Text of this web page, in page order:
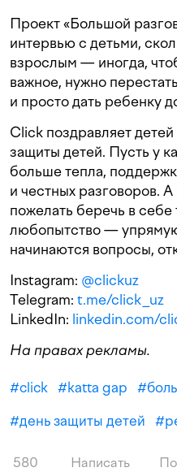
Проект «Большой
интервью с детьми,
взрослым — иногда,
важное, нужно
и просто дать ребенку
Click поздравляет
защиты детей. Пусть у
больше тепла,
и честных разговоров.
пожелать беречь в себе
любопытство —
начинаются вопросы,
Instagram: @clickuz
Telegram: t.me/click_uz
LinkedIn: linkedin.com/
На правах рекламы.
#click #katta gap #
#день защиты детей #
580 Написать